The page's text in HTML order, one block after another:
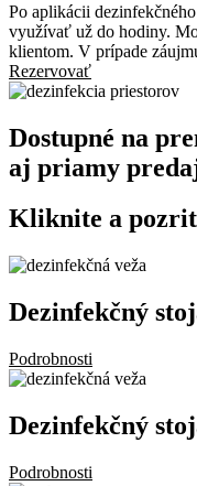
Po aplikácii
využívať už do hodiny.
klientom. V prípade
Rezervovať
Dostupné na
aj priamy
Kliknite a
Dezinfekčný
Podrobnosti
Dezinfekčný
Podrobnosti